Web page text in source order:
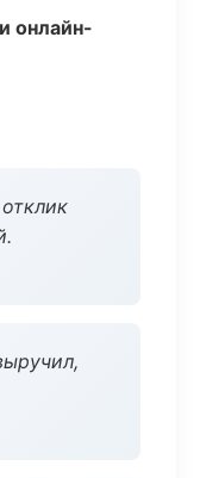
онлайн-